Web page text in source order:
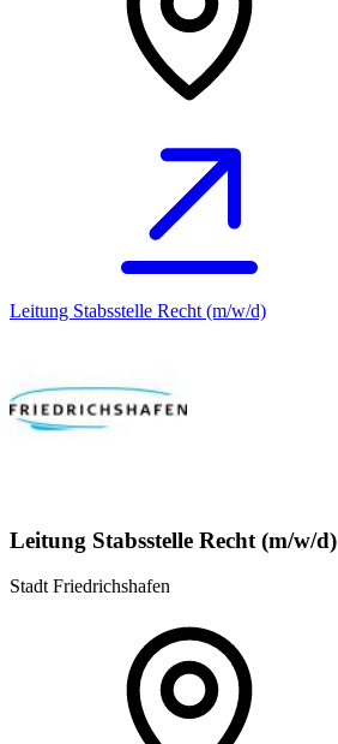
Leitung Stabsstelle Recht (m/w/d)
Leitung Stabsstelle Recht (m/w/d)
Stadt Friedrichshafen